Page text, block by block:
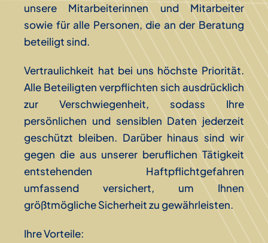
unsere Mitarbeiterinnen und Mitarbeiter
sowie für alle Personen, die an der Beratung
beteiligt sind.
Vertraulichkeit hat bei uns höchste Priorität.
Alle Beteiligten verpflichten sich ausdrücklich
zur Verschwiegenheit, sodass Ihre
persönlichen und sensiblen Daten jederzeit
geschützt bleiben. Darüber hinaus sind wir
gegen die aus unserer beruflichen Tätigkeit
entstehenden Haftpflichtgefahren
umfassend versichert, um Ihnen
größtmögliche Sicherheit zu gewährleisten.
Ihre Vorteile: